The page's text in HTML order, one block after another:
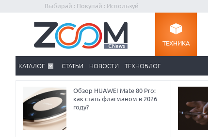
Выбирай : Покупай : Используй
ТЕХНИКА
КАТАЛОГ СТАТЬИ НОВОСТИ ТЕХНОБЛОГ
Обзор HUAWEI Mate 80 Pro:
как стать флагманом в 2026
году?